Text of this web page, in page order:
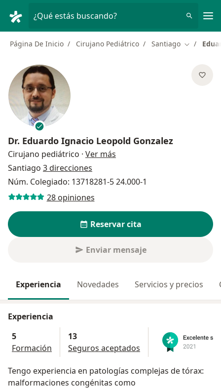
¿Qué estás buscando?
Página De Inicio Cirujano Pediátrico Santiago Cambiar
Dr. Eduardo Ignacio Leopold Gonzalez
Cirujano pediátrico · Ver más
Santiago 3 direcciones
Núm. Colegiado: 13718281-5 24.000-1
28 opiniones
Reservar cita
Enviar mensaje
Experiencia Novedades Servicios y precios
Experiencia
5
Formación
13
Seguros aceptados
Tengo experiencia en patologías complejas de tórax:
malformaciones congénitas como